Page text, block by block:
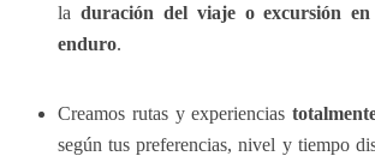
la duración del viaje o excursión
enduro.
Creamos rutas y experiencias
según tus preferencias, nivel y tiempo